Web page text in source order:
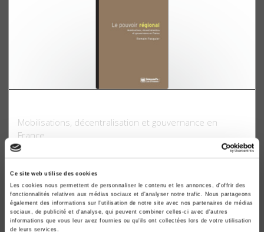
Ce site web utilise des cookies
Les cookies nous permettent de personnaliser le contenu et les annonces, d'offrir des
fonctionnalités relatives aux médias sociaux et d'analyser notre trafic. Nous partageons
également des informations sur l'utilisation de notre site avec nos partenaires de médias
sociaux, de publicité et d'analyse, qui peuvent combiner celles-ci avec d'autres
informations que vous leur avez fournies ou qu'ils ont collectées lors de votre utilisation
de leurs services.
Mobilisations, décentralisation et gouvernance en
France
Romain Pasquier